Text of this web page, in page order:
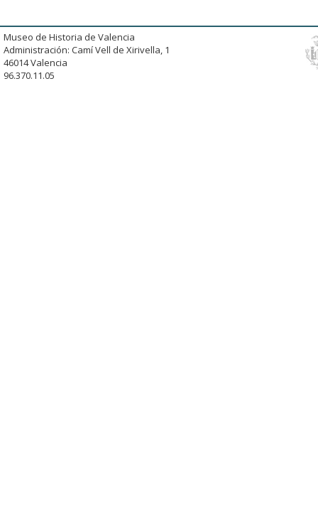
Museo de Historia de Valencia
Administración: Camí Vell de Xirivella, 1
46014 Valencia
96.370.11.05